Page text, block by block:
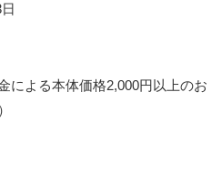
による本体価格2,000円以上のお